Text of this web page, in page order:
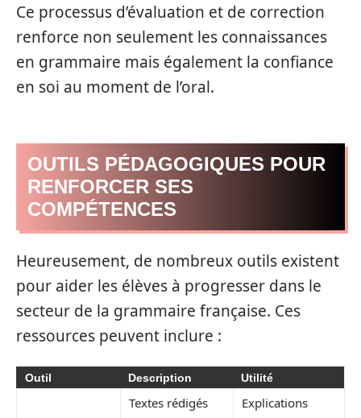
Ce processus d’évaluation et de correction
renforce non seulement les connaissances
en grammaire mais également la confiance
en soi au moment de l’oral.
OUTILS PÉDAGOGIQUES POUR
RENFORCER SES
COMPÉTENCES
Heureusement, de nombreux outils existent
pour aider les élèves à progresser dans le
secteur de la grammaire française. Ces
ressources peuvent inclure :
Outil Description Utilité
Textes rédigés
Explications